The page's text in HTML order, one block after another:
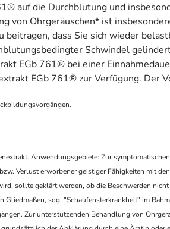
auf die Durchblutung und
von Ohrgeräuschen* ist
dass Sie sich wieder
Schwindel
EGb 761® bei einer
EGb 761® zur Verfügung. Der
Anwendungsgebiete: Zur
Verlust erworbener geistiger Fähigkeiten mit
sollte geklärt werden, ob die Beschwerden
Gliedmaßen, sog. "Schaufensterkrankheit" im
Zur unterstützenden Behandlung von